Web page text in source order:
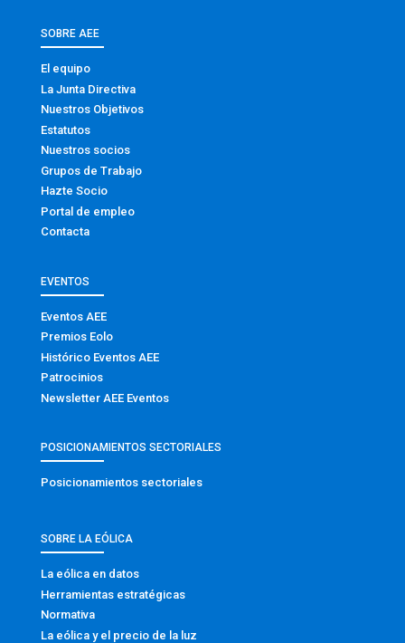
SOBRE AEE
El equipo
La Junta Directiva
Nuestros Objetivos
Estatutos
Nuestros socios
Grupos de Trabajo
Hazte Socio
Portal de empleo
Contacta
EVENTOS
Eventos AEE
Premios Eolo
Histórico Eventos AEE
Patrocinios
Newsletter AEE Eventos
POSICIONAMIENTOS SECTORIALES
Posicionamientos sectoriales
SOBRE LA EÓLICA
La eólica en datos
Herramientas estratégicas
Normativa
La eólica y el precio de la luz